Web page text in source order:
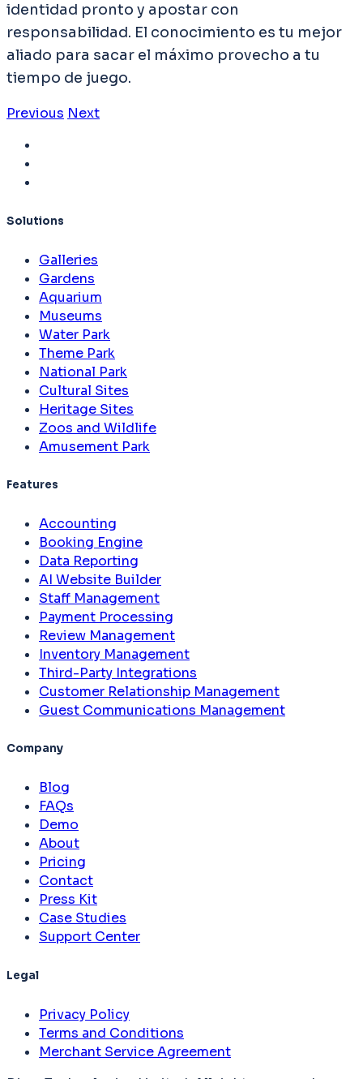
identidad pronto y apostar con
responsabilidad. El conocimiento es tu mejor
aliado para sacar el máximo provecho a tu
tiempo de juego.
Previous Next
Solutions
Galleries
Gardens
Aquarium
Museums
Water Park
Theme Park
National Park
Cultural Sites
Heritage Sites
Zoos and Wildlife
Amusement Park
Features
Accounting
Booking Engine
Data Reporting
AI Website Builder
Staff Management
Payment Processing
Review Management
Inventory Management
Third-Party Integrations
Customer Relationship Management
Guest Communications Management
Company
Blog
FAQs
Demo
About
Pricing
Contact
Press Kit
Case Studies
Support Center
Legal
Privacy Policy
Terms and Conditions
Merchant Service Agreement